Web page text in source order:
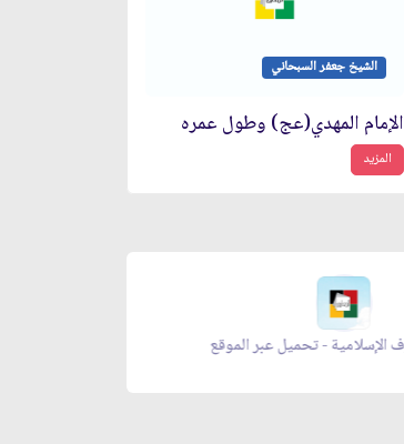
الشيخ جعفر السبحاني
الإمام المهدي(عج) وطول عمره
المزيد
معراج الصلاة - تحميل عبر الموقع